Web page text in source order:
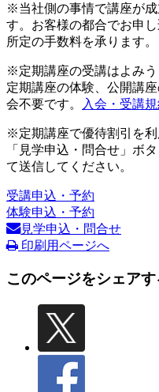
※当社側の事情で講座が
す。お客様の都合でお申
所定の手数料を承ります。
※定期講座の受講はよみう
定期講座の体験、公開講
会不要です。
入会・受講
※定期講座で優待割引を利
「見学申込・問合せ」ボ
て送信してください。
受講申込・予約
体験申込・予約
見学申込・問合せ
印刷用ページへ
このページをシェアす